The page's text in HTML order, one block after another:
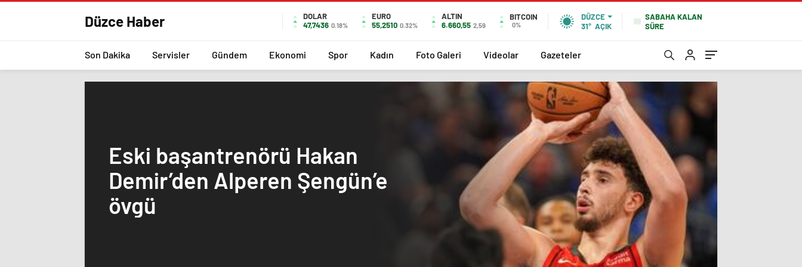
Düzce Haber
DOLAR
47,7436 0.18%
EURO
55,2510 0.32%
ALTIN
6.660,55 2,59
BITCOIN
0%
DÜZCE
31° AÇIK
SABAHA KALAN
SÜRE
Son Dakika Servisler Gündem Ekonomi Spor Kadın Foto Galeri Videolar Gazeteler
Eski başantrenörü Hakan
Demir’den Alperen Şengün’e
övgü